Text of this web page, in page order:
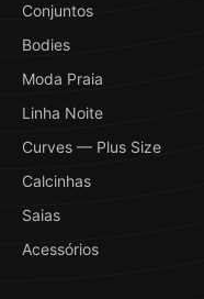
Conjuntos
Bodies
Moda Praia
Linha Noite
Curves — Plus Size
Calcinhas
Saias
Acessórios